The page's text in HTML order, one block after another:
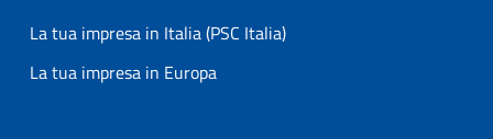
La tua impresa in Italia (PSC Italia)
La tua impresa in Europa